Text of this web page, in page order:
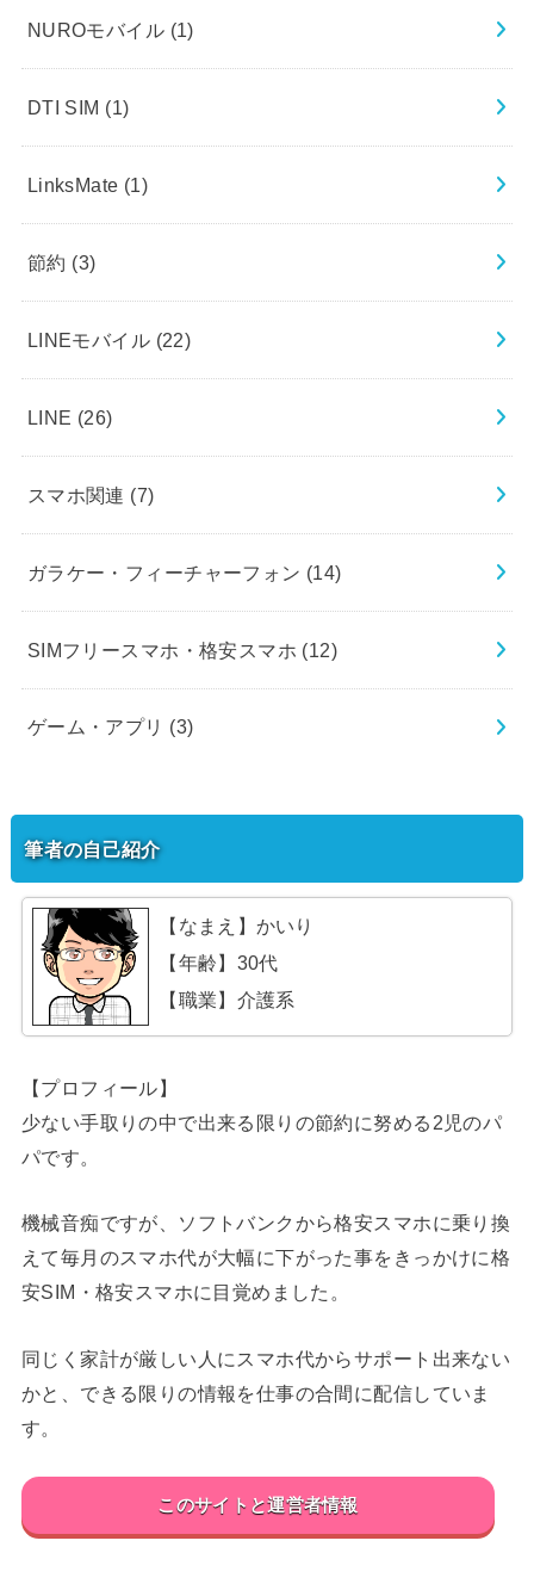
NUROモバイル (1)
DTI SIM (1)
LinksMate (1)
節約 (3)
LINEモバイル (22)
LINE (26)
スマホ関連 (7)
ガラケー・フィーチャーフォン (14)
SIMフリースマホ・格安スマホ (12)
ゲーム・アプリ (3)
筆者の自己紹介
【なまえ】かいり
【年齢】30代
【職業】介護系
【プロフィール】
少ない手取りの中で出来る限りの節約に努める2児のパ
パです。
機械音痴ですが、ソフトバンクから格安スマホに乗り換
えて毎月のスマホ代が大幅に下がった事をきっかけに格
安SIM・格安スマホに目覚めました。
同じく家計が厳しい人にスマホ代からサポート出来ない
かと、できる限りの情報を仕事の合間に配信していま
す。
このサイトと運営者情報